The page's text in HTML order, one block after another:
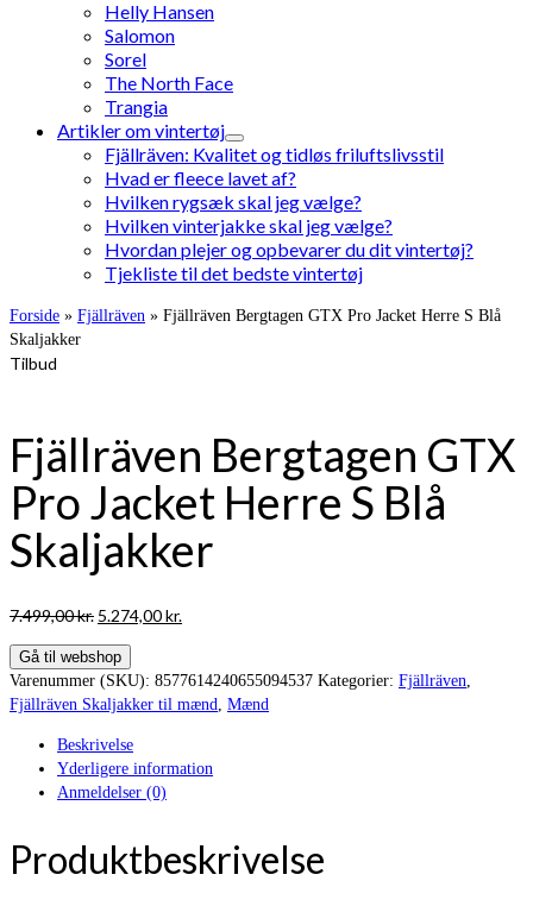
Helly Hansen
Salomon
Sorel
The North Face
Trangia
Artikler om vintertøj
Fjällräven: Kvalitet og tidløs friluftslivsstil
Hvad er fleece lavet af?
Hvilken rygsæk skal jeg vælge?
Hvilken vinterjakke skal jeg vælge?
Hvordan plejer og opbevarer du dit vintertøj?
Tjekliste til det bedste vintertøj
Forside » Fjällräven » Fjällräven Bergtagen GTX Pro Jacket Herre S Blå
Skaljakker
Tilbud
Fjällräven Bergtagen GTX
Pro Jacket Herre S Blå
Skaljakker
7.499,00kr. Den
pris
var:
7.499,00 kr..
5.274,00kr.
er:
5.274,00 kr..
Gå til webshop
Varenummer (SKU): 8577614240655094537 Kategorier: Fjällräven
Fjällräven Skaljakker til mænd
Mænd
Beskrivelse
Yderligere information
Anmeldelser (0)
Produktbeskrivelse